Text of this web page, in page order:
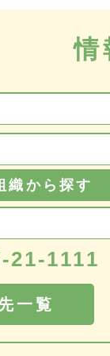
情
織から探す
21-1111
一覧